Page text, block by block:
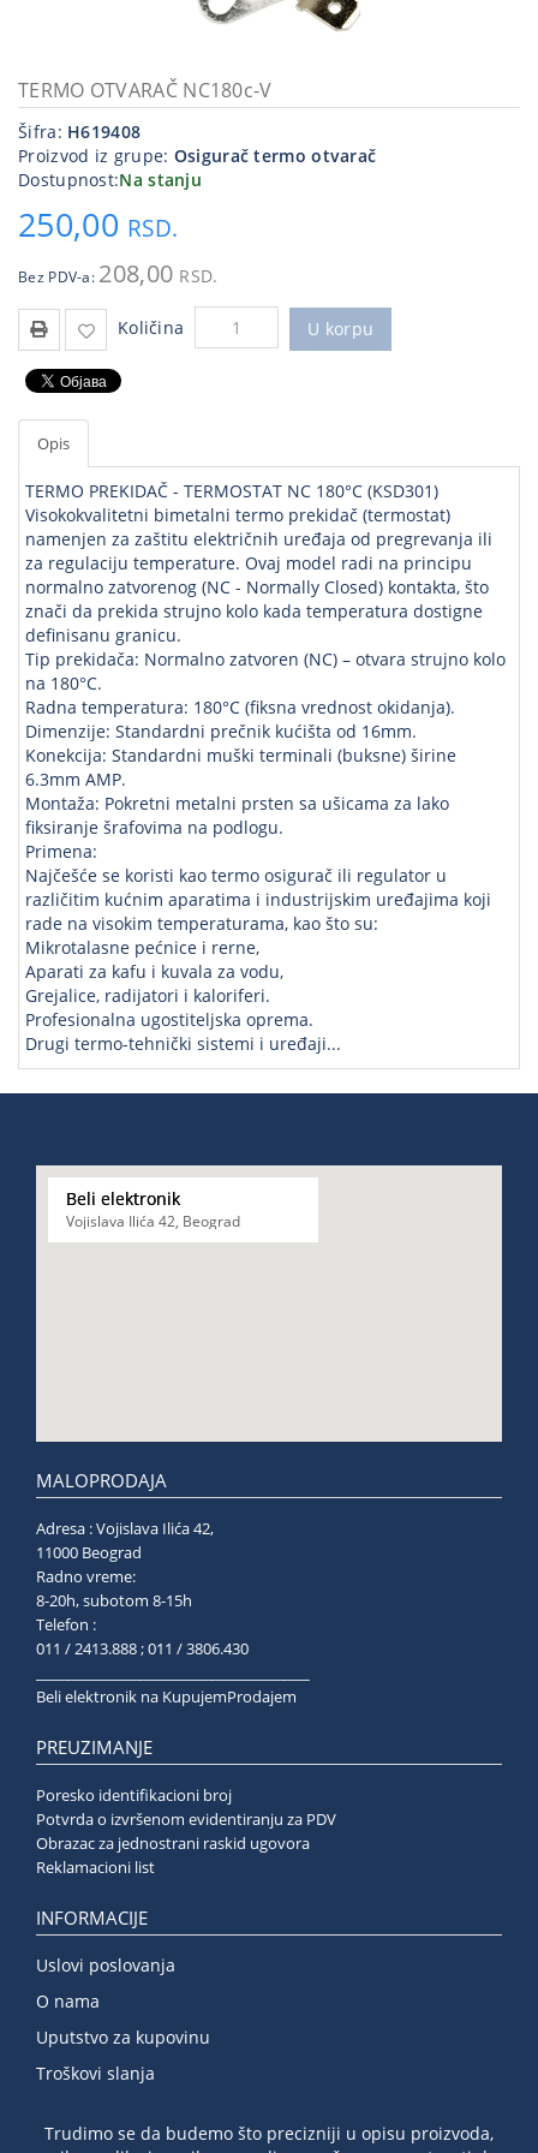
priključci
Kućna
tehnika
oprema,računari
Strujni
TERMO OTVARAČ NC180c-V
Šifra: H619408
Proizvod iz grupe: Osigurač termo otvarač
Dostupnost:Na stanju
250,00 RSD.
Bez PDV-a: 208,00 RSD.
Količina U korpu
Opis
TERMO PREKIDAČ - TERMOSTAT NC 180°C (KSD301)
Visokokvalitetni bimetalni termo prekidač (termostat)
namenjen za zaštitu električnih uređaja od pregrevanja ili
za regulaciju temperature. Ovaj model radi na principu
normalno zatvorenog (NC - Normally Closed) kontakta, što
znači da prekida strujno kolo kada temperatura dostigne
definisanu granicu.
Tip prekidača: Normalno zatvoren (NC) – otvara strujno kolo
na 180°C.
Radna temperatura: 180°C (fiksna vrednost okidanja).
Dimenzije: Standardni prečnik kućišta od 16mm.
Konekcija: Standardni muški terminali (buksne) širine
6.3mm AMP.
Montaža: Pokretni metalni prsten sa ušicama za lako
fiksiranje šrafovima na podlogu.
Primena:
Najčešće se koristi kao termo osigurač ili regulator u
različitim kućnim aparatima i industrijskim uređajima koji
rade na visokim temperaturama, kao što su:
Mikrotalasne pećnice i rerne,
Aparati za kafu i kuvala za vodu,
Grejalice, radijatori i kaloriferi.
Profesionalna ugostiteljska oprema.
Drugi termo-tehnički sistemi i uređaji...
Beli elektronik
Vojislava Ilića 42, Beograd
MALOPRODAJA
Adresa : Vojislava Ilića 42,
11000 Beograd
Radno vreme:
8-20h, subotom 8-15h
Telefon :
011 / 2413.888 ; 011 / 3806.430
Beli elektronik na KupujemProdajem
PREUZIMANJE
Poresko identifikacioni broj
Potvrda o izvršenom evidentiranju za PDV
Obrazac za jednostrani raskid ugovora
Reklamacioni list
INFORMACIJE
Uslovi poslovanja
O nama
Uputstvo za kupovinu
Troškovi slanja
Trudimo se da budemo što precizniji u opisu proizvoda,